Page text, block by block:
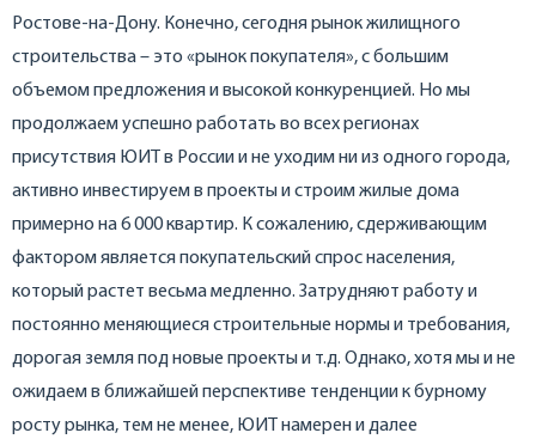
Ростове-на-Дону. Конечно, сегодня рынок жилищного
строительства – это «рынок покупателя», с большим
объемом предложения и высокой конкуренцией. Но мы
продолжаем успешно работать во всех регионах
присутствия ЮИТ в России и не уходим ни из одного города,
активно инвестируем в проекты и строим жилые дома
примерно на 6 000 квартир. К сожалению, сдерживающим
фактором является покупательский спрос населения,
который растет весьма медленно. Затрудняют работу и
постоянно меняющиеся строительные нормы и требования,
дорогая земля под новые проекты и т.д. Однако, хотя мы и не
ожидаем в ближайшей перспективе тенденции к бурному
росту рынка, тем не менее, ЮИТ намерен и далее